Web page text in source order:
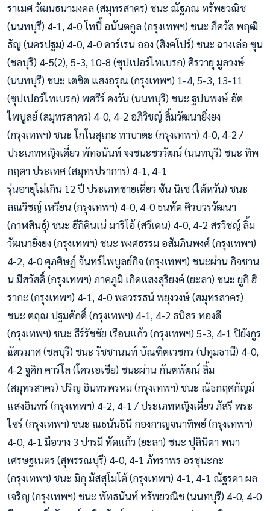
ราเมศ วัฒนธนามงคล (สมุทรสาคร) ชนะ ณัฐภณ ทรัพยวณิช
(นนทบุรี) 4-1, 4-0 โทบี้ อนันตกูล (กรุงเทพฯ) ชนะ ภีศวัส พฤฒิ
ธัญ (นครปฐม) 4-0, 4-0 ดาร์เรน ออง (สิงคโปร์) ชนะ ฉางเล่อ ซุน
(ชลบุรี) 4-5(2), 5-3, 10-8 (ซุปเปอร์ไทเบรก) ศิรวายุ มูลวงษ์
(นนทบุรี) ชนะ เตชิต แสงอรุณ (กรุงเทพฯ) 1-4, 5-3, 13-11
(ซุปเปอร์ไทเบรก) พศวีร์ คงวัน (นนทบุรี) ชนะ ฐปนพงษ์ อัต
ไพบูลย์ (สมุทรสาคร) 4-0, 4-2 อภิวิชญ์ ลิ้มวัฒนายิ่งยง
(กรุงเทพฯ) ชนะ โกโนสุเกะ ทาบาตะ (กรุงเทพฯ) 4-0, 4-2 /
ประเภทหญิงเดี่ยว พัทธนันท์ จงชนะชววัฒน์ (นนทบุรี) ชนะ ทิพ
กฤตา ประเทศ (สมุทรปราการ) 4-1, 4-1
รุ่นอายุไม่เกิน 12 ปี ประเภทชายเดี่ยว ซัน นิเช (ไต้หวัน) ชนะ
ลณวิชญ์ เหวียน (กรุงเทพฯ) 4-0, 4-0 ธนทัต ศิวบวรวัฒนา
(กาฬสินธุ์) ชนะ ฮีกิคินเน่ มาริโอ้ (สวีเดน) 4-0, 4-2 สรวิชญ์ ลิ้ม
วัฒนายิ่งยง (กรุงเทพฯ) ชนะ พงศธรรม อสัมภินพงศ์ (กรุงเทพฯ)
4-2, 4-0 ศุภศิษฏ์ จันทร์ไพบูลย์กิจ (กรุงเทพฯ) ชนะผ่าน กิจชาน
น มีสวัสดิ์ (กรุงเทพฯ) ภาคภูมิ เกิดแสงสุริยงค์ (ยะลา) ชนะ ยูกิ ฮิ
รากะ (กรุงเทพฯ) 4-1, 4-0 พลวรรธน์ พยุงวงษ์ (สมุทรสาคร)
ชนะ ตฤณ ปฐมศักดิ์ (กรุงเทพฯ) 4-1, 4-2 ธนิสร ทองดี
(กรุงเทพฯ) ชนะ ธีร์รัชชัย เรือนแก้ว (กรุงเทพฯ) 5-3, 4-1 ปิยังกูร
ฉัตรมาศ (ชลบุรี) ชนะ รัชชานนท์ บัณฑิตเวชกร (ปทุมธานี) 4-0,
4-2 จูคิก คาร์โล (โครเอเชีย) ชนะผ่าน กันตพัฒน์ ลิ้ม
(สมุทรสาคร) ปริญ อินทรพรหม (กรุงเทพฯ) ชนะ ณัธกฤศกัญม์
แสงอินทร์ (กรุงเทพฯ) 4-2, 4-1 / ประเภทหญิงเดี่ยว ภัสรี พระ
ไซร์ (กรุงเทพฯ) ชนะ ณธนันธินี กองกาญจนาทิพย์ (กรุงเทพฯ)
4-0, 4-1 มือวาง 3 ปารมี ทัดแก้ว (ยะลา) ชนะ ปุลินิตา พนา
เศรษฐเนตร (สุพรรณบุรี) 4-0, 4-1 ภัทราพร อรชุนะกะ
(กรุงเทพฯ) ชนะ มิกุ มัสสุโมโต้ (กรุงเทพฯ) 4-1, 4-1 ณัฐรดา ผล
เจริญ (กรุงเทพฯ) ชนะ พัทธนันท์ ทรัพยวณิช (นนทบุรี) 4-0, 4-0